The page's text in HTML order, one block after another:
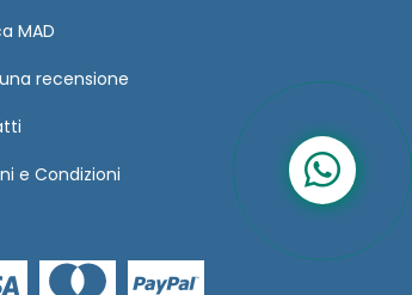
MAD
recensione
e Condizioni